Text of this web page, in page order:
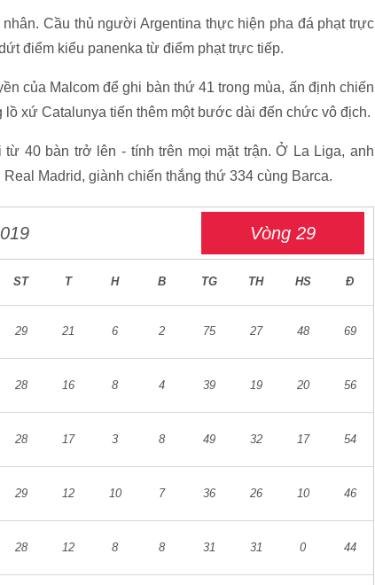
Cầu thủ người Argentina thực hiện pha đá phạt trực
điểm kiểu panenka từ điểm phạt trực tiếp.
của Malcom để ghi bàn thứ 41 trong mùa, ấn định chiến
xứ Catalunya tiến thêm một bước dài đến chức vô địch.
40 bàn trở lên - tính trên mọi mặt trận. Ở La Liga, anh
Madrid, giành chiến thắng thứ 334 cùng Barca.
Vòng 29
ST T H B TG TH HS Đ
29 21 6 2 75 27 48 69
28 16 8 4 39 19 20 56
28 17 3 8 49 32 17 54
29 12 10 7 36 26 10 46
28 12 8 8 31 31 0 44